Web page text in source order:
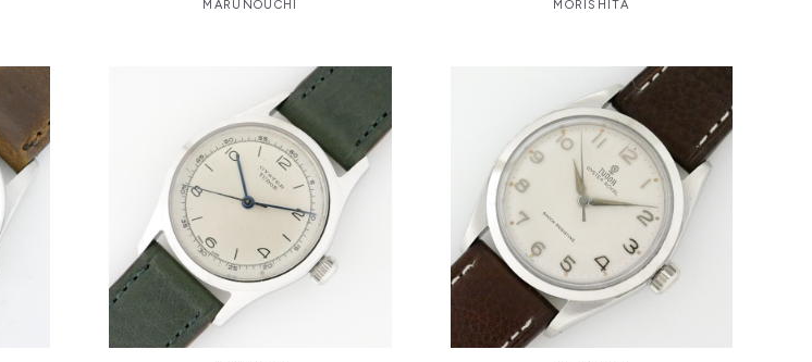
MARUNOUCHI
MORISHITA